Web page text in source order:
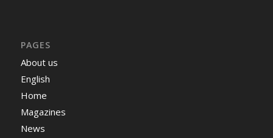
PAGES
About us
English
Home
Magazines
News